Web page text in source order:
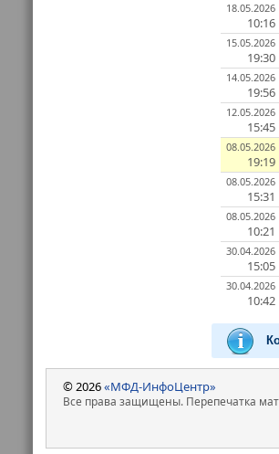
18.05.2026
10:16
15.05.2026
19:30
14.05.2026
19:56
12.05.2026
15:45
08.05.2026
19:19
08.05.2026
15:31
08.05.2026
10:21
30.04.2026
15:05
30.04.2026
10:42
© 2026«МФД-ИнфоЦентр»
Все права защищены. Перепечатка